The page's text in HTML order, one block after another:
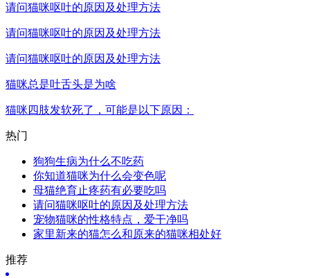
请问猫咪呕吐的原因及处理方法
请问猫咪呕吐的原因及处理方法
请问猫咪呕吐的原因及处理方法
猫咪总是吐舌头是为啥
猫咪四肢发软死了，可能是以下原因：
热门
狗狗生病为什么不吃药
你知道猫咪为什么会变色呢
母猫绝育止疼药有必要吃吗
请问猫咪呕吐的原因及处理方法
宠物猫咪的性格特点，爱干净吗
家里新来的猫怎么和原来的猫咪相处好
推荐